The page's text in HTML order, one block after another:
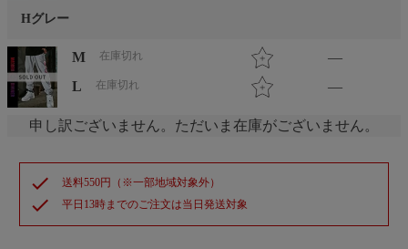
Hグレー
M 在庫切れ
—
L
在庫切れ —
申し訳ございません。ただいま在庫がございません。
check 送料550円（※一部地域対象外）
check 平日13時までのご注文は当日発送対象